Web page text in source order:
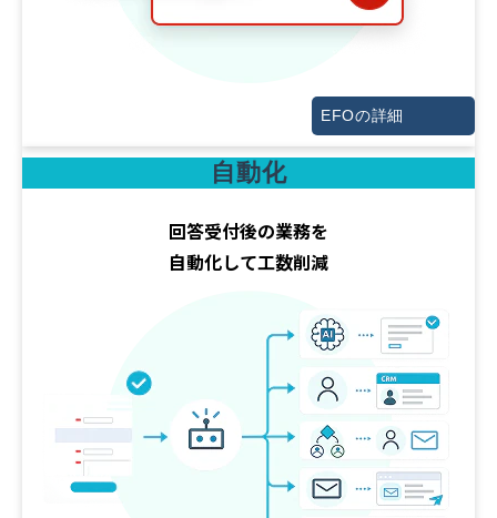
EFOの詳細
自動化
回答受付後の業務を
自動化して工数削減